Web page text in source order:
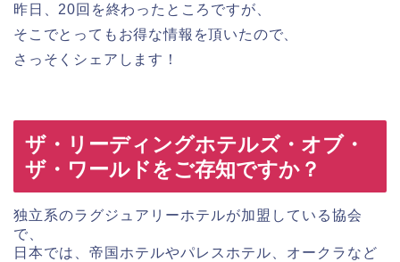
昨日、20回を終わったところですが、
そこでとってもお得な情報を頂いたので、
さっそくシェアします！
ザ・リーディングホテルズ・オブ・
ザ・ワールドをご存知ですか？
独立系のラグジュアリーホテルが加盟している協会
で、
日本では、帝国ホテルやパレスホテル、オークラなど